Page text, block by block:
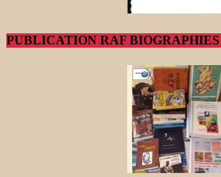
PUBLICATION RAF